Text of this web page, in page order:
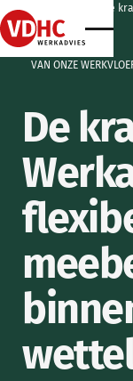
home
home home
VAN ONZE
De